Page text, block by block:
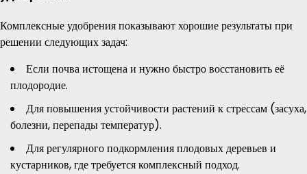
Комплексные удобрения показывают хорошие результаты при
решении следующих задач:
Если почва истощена и нужно быстро восстановить её
плодородие.
Для повышения устойчивости растений к стрессам (засуха,
болезни, перепады температур).
Для регулярного подкормления плодовых деревьев и
кустарников, где требуется комплексный подход.